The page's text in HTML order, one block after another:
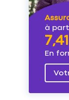
à
En